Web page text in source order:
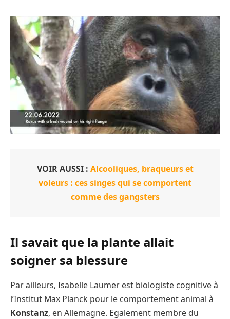
VOIR AUSSI : Alcooliques, braqueurs et
voleurs : ces singes qui se comportent
comme des gangsters
Il savait que la plante allait
soigner sa blessure
Par ailleurs, Isabelle Laumer est biologiste cognitive à
l’Institut Max Planck pour le comportement animal à
Konstanz, en Allemagne. Egalement membre du